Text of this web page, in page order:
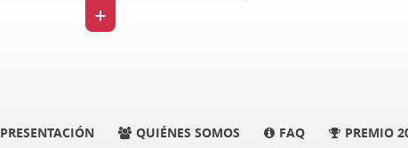
+
PRESENTACIÓN QUIÉNES SOMOS FAQ PREMIO